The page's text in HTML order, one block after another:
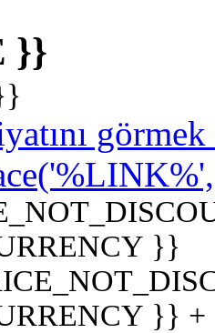
}}
}}
}}